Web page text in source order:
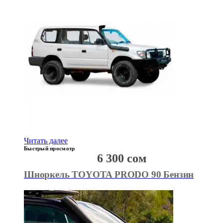
Читать далее
Быстрый просмотр
Шноркель TOYOTA PRODO 90 Бензин
6 300 сом